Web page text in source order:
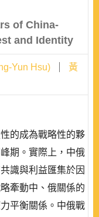
of China-
and Identity
Yun Hsu)
黃
的成為戰略性的夥
期。實際上，中俄
識與利益匯集於因
牽動中、俄關係的
平衡關係。中俄戰